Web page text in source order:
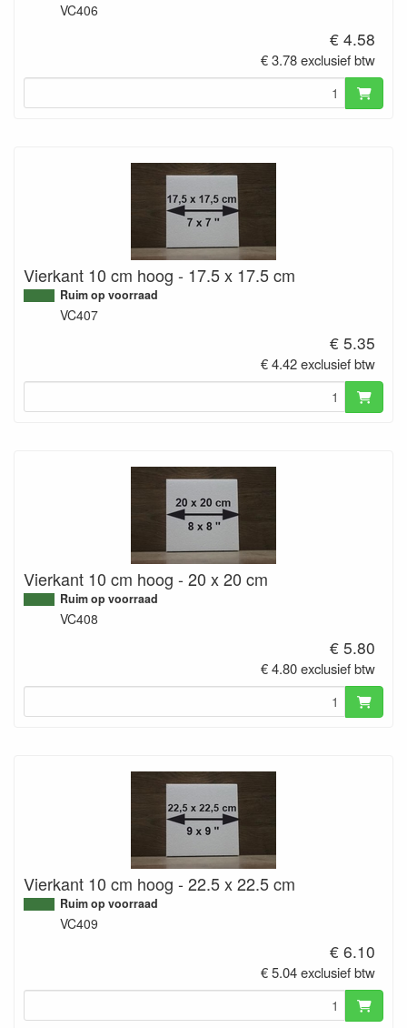
VC406
€ 4.58
€ 3.78 exclusief btw
Vierkant 10 cm hoog - 17.5 x 17.5 cm
Ruim op voorraad
VC407
€ 5.35
€ 4.42 exclusief btw
Vierkant 10 cm hoog - 20 x 20 cm
Ruim op voorraad
VC408
€ 5.80
€ 4.80 exclusief btw
Vierkant 10 cm hoog - 22.5 x 22.5 cm
Ruim op voorraad
VC409
€ 6.10
€ 5.04 exclusief btw